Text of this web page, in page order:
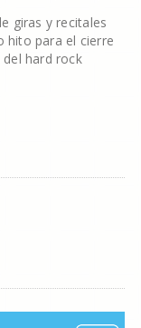
giras y recitales
hito para el cierre
hard rock